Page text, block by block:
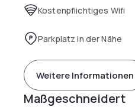
Kostenpflichtiges Wifi
Parkplatz in der Nähe
Weitere Informationen
Maßgeschneidert